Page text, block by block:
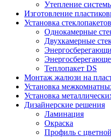
Утепление
Изготовление
Установка стеклопакетов
Однокамерные
Двухкамерные
Теплопакет DS
Монтаж жалюзи на
Установка
Установка
Дизайнерские решения
Ламинация
Окраска
Профиль с